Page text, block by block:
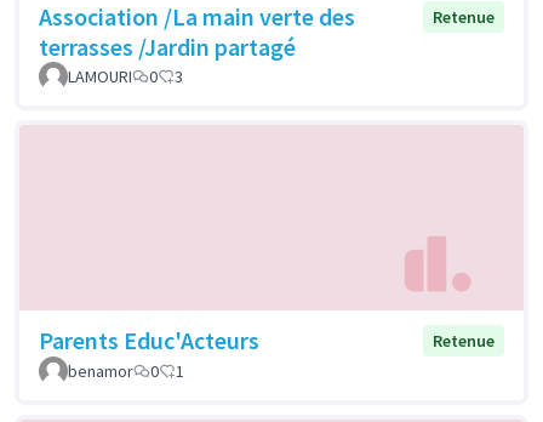
Association /La main verte des
terrasses /Jardin partagé
Retenue
LAMOURI 0 3
Parents Educ'Acteurs
Retenue
benamor
0 1